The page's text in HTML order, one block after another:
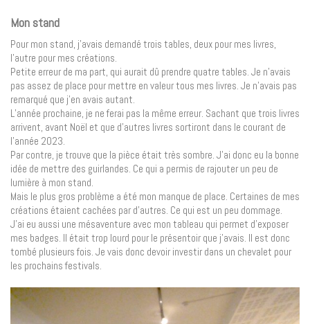
Mon stand
Pour mon stand, j’avais demandé trois tables, deux pour mes livres,
l’autre pour mes créations.
Petite erreur de ma part, qui aurait dû prendre quatre tables. Je n’avais
pas assez de place pour mettre en valeur tous mes livres. Je n’avais pas
remarqué que j’en avais autant.
L’année prochaine, je ne ferai pas la même erreur. Sachant que trois livres
arrivent, avant Noël et que d’autres livres sortiront dans le courant de
l’année 2023.
Par contre, je trouve que la pièce était très sombre. J’ai donc eu la bonne
idée de mettre des guirlandes. Ce qui a permis de rajouter un peu de
lumière à mon stand.
Mais le plus gros problème a été mon manque de place. Certaines de mes
créations étaient cachées par d’autres. Ce qui est un peu dommage.
J’ai eu aussi une mésaventure avec mon tableau qui permet d’exposer
mes badges. Il était trop lourd pour le présentoir que j’avais. Il est donc
tombé plusieurs fois. Je vais donc devoir investir dans un chevalet pour
les prochains festivals.